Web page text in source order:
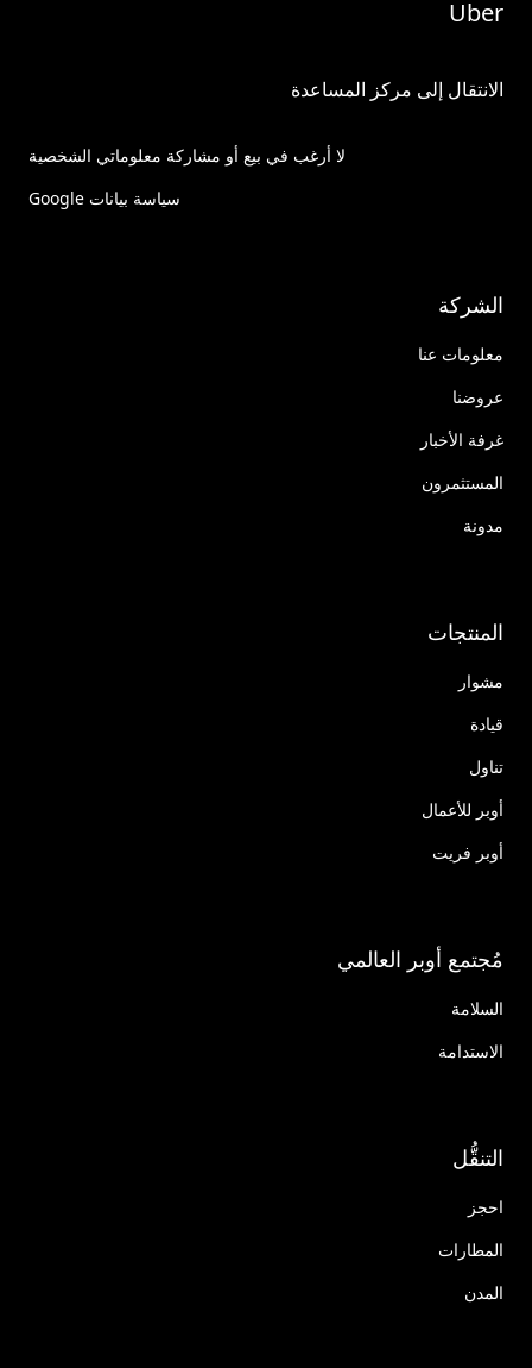
Uber
الانتقال إلى مركز المساعدة
لا أرغب في بيع أو مشاركة معلوماتي الشخصية
سياسة بيانات Google
الشركة
معلومات عنا
عروضنا
غرفة الأخبار
المستثمرون
مدونة
المنتجات
مشوار
قيادة
تناول
أوبر للأعمال
أوبر فريت
مُجتمع أوبر العالمي
السلامة
الاستدامة
التنقُّل
احجز
المطارات
المدن